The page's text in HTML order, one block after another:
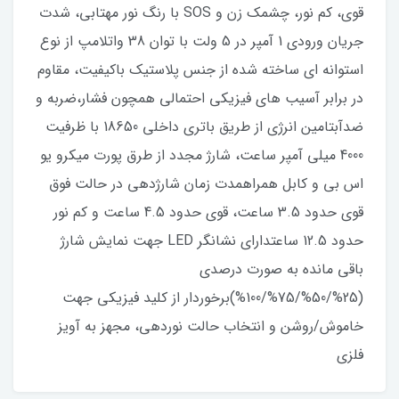
قوی، کم نور، چشمک زن و SOS با رنگ نور مهتابی، شدت
جریان ورودی 1 آمپر در 5 ولت با توان 38 واتلامپ از نوع
استوانه ای ساخته شده از جنس پلاستیک باکیفیت، مقاوم
در برابر آسیب های فیزیکی احتمالی همچون فشار،ضربه و
ضدآبتامین انرژی از طریق باتری داخلی 18650 با ظرفیت
4000 میلی آمپر ساعت، شارژ مجدد از طرق پورت میکرو یو
اس بی و کابل همراهمدت زمان شارژدهی در حالت فوق
قوی حدود 3.5 ساعت، قوی حدود 4.5 ساعت و کم نور
حدود 12.5 ساعتدارای نشانگر LED جهت نمایش شارژ
باقی مانده به صورت درصدی
(25%/50%/75%/100%)برخوردار از کلید فیزیکی جهت
خاموش/روشن و انتخاب حالت نوردهی، مجهز به آویز
فلزی